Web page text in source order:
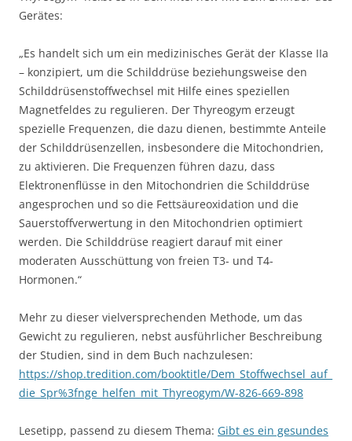
Gerätes:
„Es handelt sich um ein medizinisches Gerät der Klasse IIa
– konzipiert, um die Schilddrüse beziehungsweise den
Schilddrüsenstoffwechsel mit Hilfe eines speziellen
Magnetfeldes zu regulieren. Der Thyreogym erzeugt
spezielle Frequenzen, die dazu dienen, bestimmte Anteile
der Schilddrüsenzellen, insbesondere die Mitochondrien,
zu aktivieren. Die Frequenzen führen dazu, dass
Elektronenflüsse in den Mitochondrien die Schilddrüse
angesprochen und so die Fettsäureoxidation und die
Sauerstoffverwertung in den Mitochondrien optimiert
werden. Die Schilddrüse reagiert darauf mit einer
moderaten Ausschüttung von freien T3- und T4-
Hormonen.“
Mehr zu dieser vielversprechenden Methode, um das
Gewicht zu regulieren, nebst ausführlicher Beschreibung
der Studien, sind in dem Buch nachzulesen:
https://shop.tredition.com/booktitle/Dem_Stoffwechsel_auf_
die_Spr%3fnge_helfen_mit_Thyreogym/W-826-669-898
Lesetipp, passend zu diesem Thema: Gibt es ein gesundes